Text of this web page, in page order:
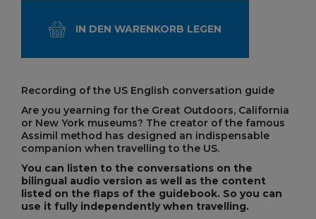
IN DEN WARENKORB LEGEN
Recording of the US English conversation guide
Are you yearning for the Great Outdoors, California
or New York museums? The creator of the famous
Assimil method has designed an indispensable
companion when travelling to the US.
You can listen to the conversations on the
bilingual audio version as well as the content
listed on the flaps of the guidebook. So you can
use it fully independently when travelling.